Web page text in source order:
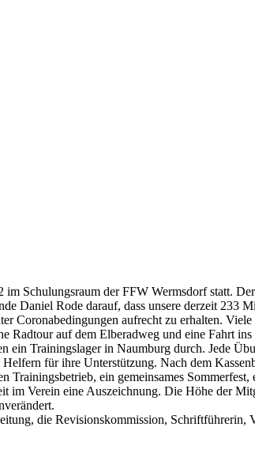
Schulungsraum der FFW Wermsdorf statt.
Daniel Rode darauf, dass unsere derzeit 233
Coronabedingungen aufrecht zu erhalten.
Radtour auf dem Elberadweg und eine Fahrt
Trainingslager in Naumburg durch. Jede
für ihre Unterstützung. Nach dem
ein gemeinsames
im Verein eine Auszeichnung. Die Höhe der
die Revisionskommission,